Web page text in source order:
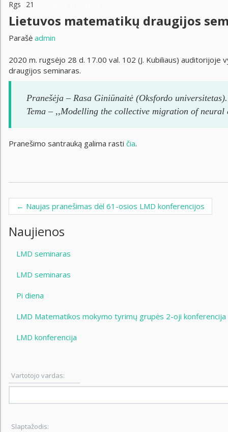
Rgs 21
Lietuvos matematikų draugijos
Parašė admin
2020 m. rugsėjo 28 d. 17.00 val. 102 (J. Kubiliaus) auditorijoje
draugijos seminaras.
Pranešėja – Rasa Giniūnaitė (Oksfordo universitetas).
Tema – ,,Modelling the collective migration of neural
Pranešimo santrauką galima rasti čia.
Post navigation
← Naujas pranešimas dėl 61-osios LMD konferencijos
Naujienos
LMD seminaras
LMD seminaras
Pi diena
LMD Matematikos mokymo tyrimų grupės 2-oji konferencija
LMD konferencija
Vartotojo vardas:
Slaptažodis: